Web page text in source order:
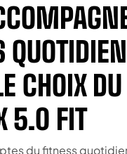
CHOIX DU
5.0 FIT
du fitness